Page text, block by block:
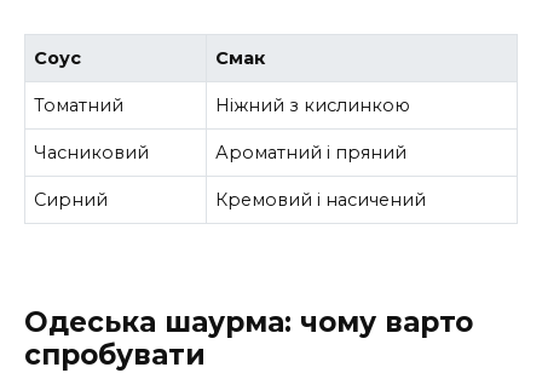
Соус Смак
Томатний Ніжний з кислинкою
Часниковий Ароматний і пряний
Сирний Кремовий і насичений
Одеська шаурма: чому варто
спробувати